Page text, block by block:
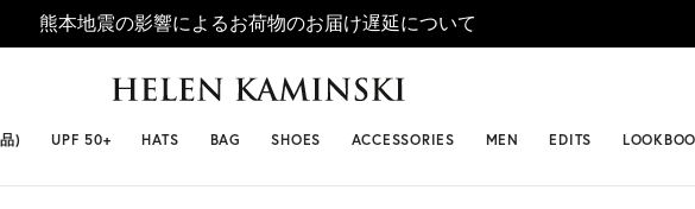
熊本地震の影響によるお荷物のお届け遅延について
#ビベット #キャップ #ビアンカ
) UPF 50+ HATS BAG SHOES ACCESSORIES MEN EDITS